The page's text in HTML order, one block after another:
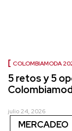
COLOMBIAMODA
5 retos y 5
julio 24, 2026
MERCADEO